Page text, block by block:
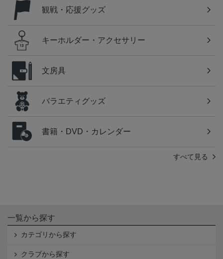
観戦・応援グッズ
キーホルダー・アクセサリー
文房具
バラエティグッズ
書籍・DVD・カレンダー
すべて見る
一覧から探す
カテゴリから探す
クラブから探す